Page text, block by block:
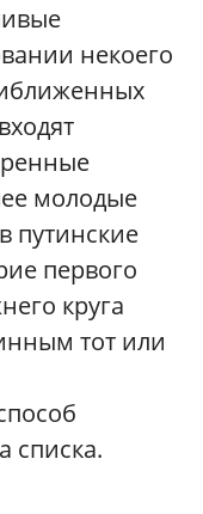
некоего
молодые
путинские
первого
круга
тот или
списка.